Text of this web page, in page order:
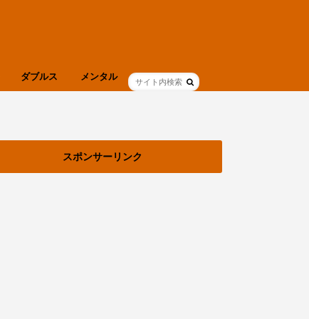
ダブルス メンタル
スポンサーリンク